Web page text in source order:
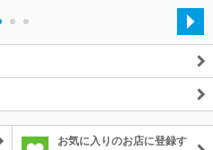
お気に入りのお店に登録す